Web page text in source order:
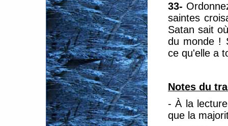
33-
saintes
Satan sait
du monde !
ce qu'elle a
Notes du
- À la
que la